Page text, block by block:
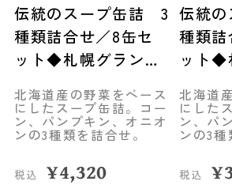
伝統のスープ缶詰 3
種類詰合せ／8缶セ
ット◆札幌グランド
北海道産の野菜をベース
にしたスープ缶詰。コー
ン、パンプキン、オニオ
ンの3種類を詰合せ。
税込 ¥4,320
伝統
種類詰
ット◆
北海道
にした
ン、パ
ンの3種
税込 ¥